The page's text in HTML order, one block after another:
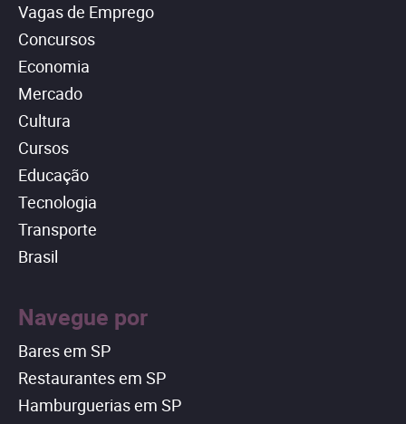
Vagas de Emprego
Concursos
Economia
Mercado
Cultura
Cursos
Educação
Tecnologia
Transporte
Brasil
Navegue por
Bares em SP
Restaurantes em SP
Hamburguerias em SP